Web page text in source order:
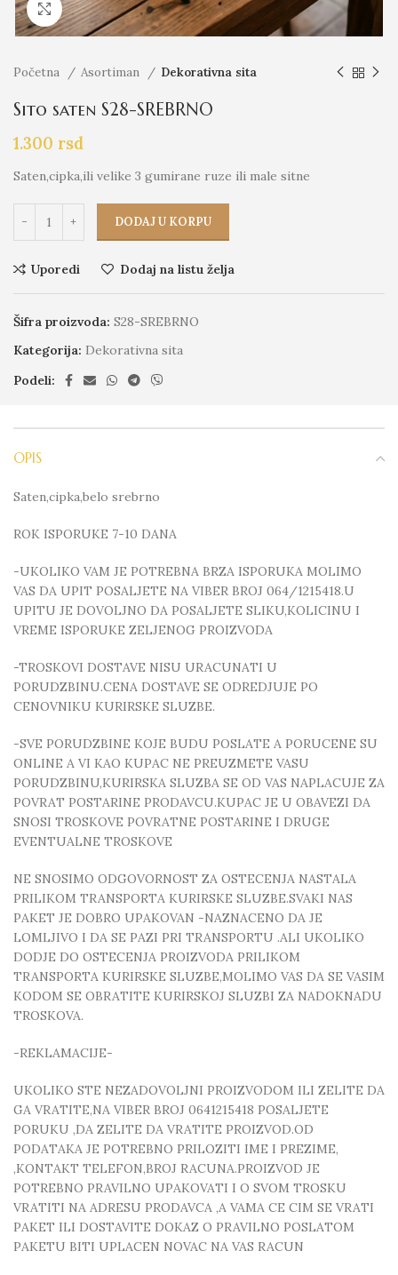
Click to enlarge
Početna Asortiman Dekorativna sita
Sito saten S28-SREBRNO
1.300 rsd
Saten,cipka,ili velike 3 gumirane ruze ili male sitne
DODAJ U KORPU
Uporedi Dodaj na listu želja
Šifra proizvoda: S28-SREBRNO
Kategorija: Dekorativna sita
Podeli:
OPIS
Saten,cipka,belo srebrno
ROK ISPORUKE 7-10 DANA
-UKOLIKO VAM JE POTREBNA BRZA ISPORUKA MOLIMO
VAS DA UPIT POSALJETE NA VIBER BROJ 064/1215418.U
UPITU JE DOVOLJNO DA POSALJETE SLIKU,KOLICINU I
VREME ISPORUKE ZELJENOG PROIZVODA
-TROSKOVI DOSTAVE NISU URACUNATI U
PORUDZBINU.CENA DOSTAVE SE ODREDJUJE PO
CENOVNIKU KURIRSKE SLUZBE.
-SVE PORUDZBINE KOJE BUDU POSLATE A PORUCENE SU
ONLINE A VI KAO KUPAC NE PREUZMETE VASU
PORUDZBINU,KURIRSKA SLUZBA SE OD VAS NAPLACUJE ZA
POVRAT POSTARINE PRODAVCU.KUPAC JE U OBAVEZI DA
SNOSI TROSKOVE POVRATNE POSTARINE I DRUGE
EVENTUALNE TROSKOVE
NE SNOSIMO ODGOVORNOST ZA OSTECENJA NASTALA
PRILIKOM TRANSPORTA KURIRSKE SLUZBE.SVAKI NAS
PAKET JE DOBRO UPAKOVAN -NAZNACENO DA JE
LOMLJIVO I DA SE PAZI PRI TRANSPORTU .ALI UKOLIKO
DODJE DO OSTECENJA PROIZVODA PRILIKOM
TRANSPORTA KURIRSKE SLUZBE,MOLIMO VAS DA SE VASIM
KODOM SE OBRATITE KURIRSKOJ SLUZBI ZA NADOKNADU
TROSKOVA.
-REKLAMACIJE-
UKOLIKO STE NEZADOVOLJNI PROIZVODOM ILI ZELITE DA
GA VRATITE,NA VIBER BROJ 0641215418 POSALJETE
PORUKU ,DA ZELITE DA VRATITE PROIZVOD.OD
PODATAKA JE POTREBNO PRILOZITI IME I PREZIME,
,KONTAKT TELEFON,BROJ RACUNA.PROIZVOD JE
POTREBNO PRAVILNO UPAKOVATI I O SVOM TROSKU
VRATITI NA ADRESU PRODAVCA ,A VAMA CE CIM SE VRATI
PAKET ILI DOSTAVITE DOKAZ O PRAVILNO POSLATOM
PAKETU BITI UPLACEN NOVAC NA VAS RACUN